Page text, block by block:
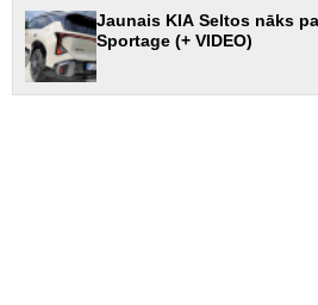
Jaunais KIA Seltos nāks
Sportage (+ VIDEO)